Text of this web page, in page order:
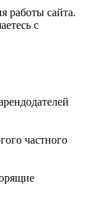
работы сайта.
с
частного